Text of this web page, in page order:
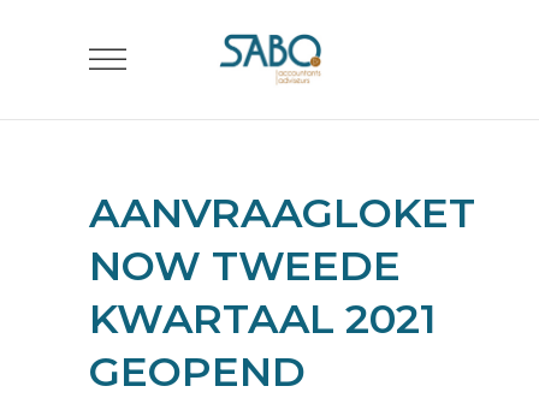
AANVRAAGLOKET
NOW TWEEDE
KWARTAAL 2021
GEOPEND